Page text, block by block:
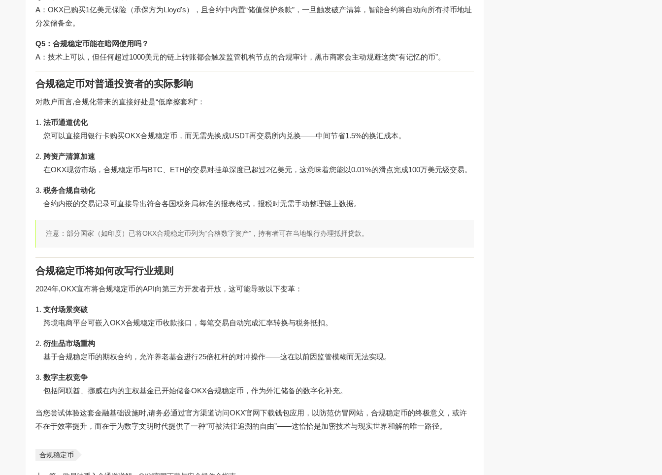
A：OKX已购买1亿美元保险（承保方为Lloyd's），且合约中内置“储值保护条款”，一旦触发破产清算，智能合约将自动向所有持币地址
分发储备金。
Q5：合规稳定币能在暗网使用吗？
A：技术上可以，但任何超过1000美元的链上转账都会触发监管机构节点的合规审计，黑市商家会主动规避这类“有记忆的币”。
合规稳定币对普通投资者的实际影响
对散户而言,合规化带来的直接好处是“低摩擦套利”：
法币通道优化
您可以直接用银行卡购买OKX合规稳定币，而无需先换成USDT再交易所内兑换——中间节省1.5%的换汇成本。
跨资产清算加速
在OKX现货市场，合规稳定币与BTC、ETH的交易对挂单深度已超过2亿美元，这意味着您能以0.01%的滑点完成100万美元级交易。
税务合规自动化
合约内嵌的交易记录可直接导出符合各国税务局标准的报表格式，报税时无需手动整理链上数据。
注意：部分国家（如印度）已将OKX合规稳定币列为“合格数字资产”，持有者可在当地银行办理抵押贷款。
合规稳定币将如何改写行业规则
2024年,OKX宣布将合规稳定币的API向第三方开发者开放，这可能导致以下变革：
支付场景突破
跨境电商平台可嵌入OKX合规稳定币收款接口，每笔交易自动完成汇率转换与税务抵扣。
衍生品市场重构
基于合规稳定币的期权合约，允许养老基金进行25倍杠杆的对冲操作——这在以前因监管模糊而无法实现。
数字主权竞争
包括阿联酋、挪威在内的主权基金已开始储备OKX合规稳定币，作为外汇储备的数字化补充。
当您尝试体验这套金融基础设施时,请务必通过官方渠道访问OKX官网下载钱包应用，以防范仿冒网站，合规稳定币的终极意义，或许
不在于效率提升，而在于为数字文明时代提供了一种“可被法律追溯的自由”——这恰恰是加密技术与现实世界和解的唯一路径。
合规稳定币